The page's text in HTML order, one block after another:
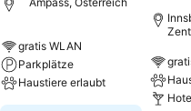
gratis WLAN
Parkplätze
Haustiere erlaubt